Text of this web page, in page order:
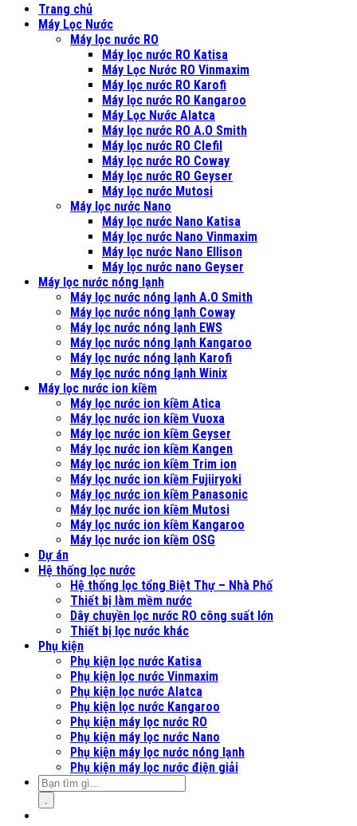
Trang chủ
Máy Lọc Nước
Máy lọc nước RO
Máy lọc nước RO Katisa
Máy Lọc Nước RO Vinmaxim
Máy lọc nước RO Karofi
Máy lọc nước RO Kangaroo
Máy Lọc Nước Alatca
Máy lọc nước RO A.O Smith
Máy lọc nước RO Clefil
Máy lọc nước RO Coway
Máy lọc nước RO Geyser
Máy lọc nước Mutosi
Máy lọc nước Nano
Máy lọc nước Nano Katisa
Máy lọc nước Nano Vinmaxim
Máy lọc nước Nano Ellison
Máy lọc nước nano Geyser
Máy lọc nước nóng lạnh
Máy lọc nước nóng lạnh A.O Smith
Máy lọc nước nóng lạnh Coway
Máy lọc nước nóng lạnh EWS
Máy lọc nước nóng lạnh Kangaroo
Máy lọc nước nóng lạnh Karofi
Máy lọc nước nóng lạnh Winix
Máy lọc nước ion kiềm
Máy lọc nước ion kiềm Atica
Máy lọc nước ion kiềm Vuoxa
Máy lọc nước ion kiềm Geyser
Máy lọc nước ion kiềm Kangen
Máy lọc nước ion kiềm Trim ion
Máy lọc nước ion kiềm Fujiiryoki
Máy lọc nước ion kiềm Panasonic
Máy lọc nước ion kiềm Mutosi
Máy lọc nước ion kiềm Kangaroo
Máy lọc nước ion kiềm OSG
Dự án
Hệ thống lọc nước
Hệ thống lọc tổng Biệt Thự – Nhà Phố
Thiết bị làm mềm nước
Dây chuyền lọc nước RO công suất lớn
Thiết bị lọc nước khác
Phụ kiện
Phụ kiện lọc nước Katisa
Phụ kiện lọc nước Vinmaxim
Phụ kiện lọc nước Alatca
Phụ kiện lọc nước Kangaroo
Phụ kiện máy lọc nước RO
Phụ kiện máy lọc nước Nano
Phụ kiện máy lọc nước nóng lạnh
Phụ kiện máy lọc nước điện giải